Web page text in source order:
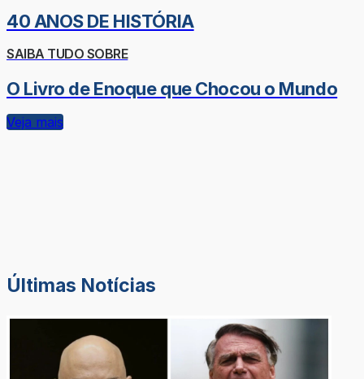
40 ANOS DE HISTÓRIA
SAIBA TUDO SOBRE
O Livro de Enoque que Chocou o Mundo
Veja mais
Últimas Notícias